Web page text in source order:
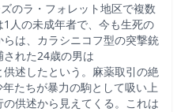
のラ・フォレット地区で複数
人の未成年者で、今も生死の
は、カラシニコフ型の突撃銃
れた24歳の男は
述したという。麻薬取引の絶
たちが暴力の駒として吸い上
供述から見えてくる。これは